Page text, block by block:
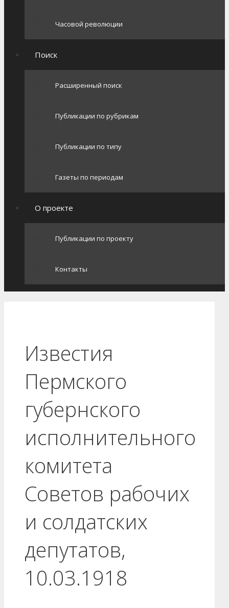
Часовой революции
Поиск
Расширенный поиск
Публикации по рубрикам
Публикации по типу
Газеты по периодам
О проекте
Публикации по проекту
Контакты
Известия
Пермского
губернского
исполнительного
комитета
Советов рабочих
и солдатских
депутатов,
10.03.1918